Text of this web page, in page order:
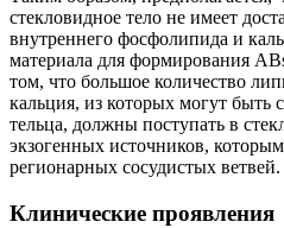
стекловидное тело не имеет
внутреннего фосфолипида и
материала для формирования
том, что большое количество
кальция, из которых могут
тельца, должны поступать в
экзогенных источников,
регионарных сосудистых ветвей.
Клинические проявления